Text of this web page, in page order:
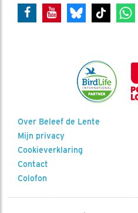
Over Beleef de Lente
Mijn privacy
Cookieverklaring
Contact
Colofon